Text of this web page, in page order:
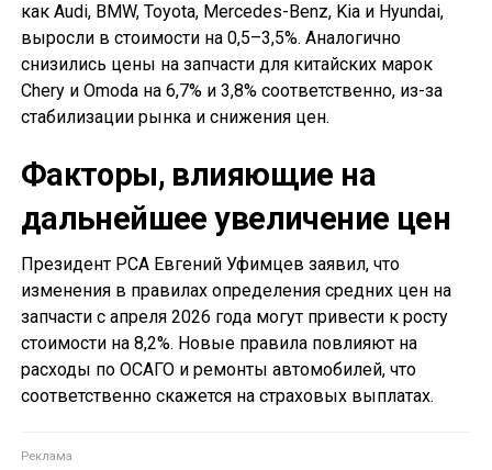
как Audi, BMW, Toyota, Mercedes-Benz, Kia и Hyundai,
выросли в стоимости на 0,5–3,5%. Аналогично
снизились цены на запчасти для китайских марок
Chery и Omoda на 6,7% и 3,8% соответственно, из-за
стабилизации рынка и снижения цен.
Факторы, влияющие на
дальнейшее увеличение цен
Президент РСА Евгений Уфимцев заявил, что
изменения в правилах определения средних цен на
запчасти с апреля 2026 года могут привести к росту
стоимости на 8,2%. Новые правила повлияют на
расходы по ОСАГО и ремонты автомобилей, что
соответственно скажется на страховых выплатах.